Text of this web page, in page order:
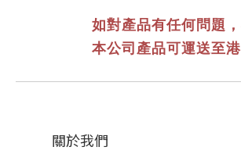
如對產品有任何問題
本公司產品可運送至
關於我們